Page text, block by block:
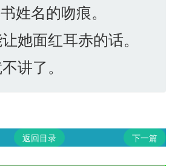
姓名的吻痕。
她面红耳赤的话。
讲了。
返回目录 下一篇